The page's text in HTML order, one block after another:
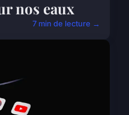
nos eaux
7 min de lecture →